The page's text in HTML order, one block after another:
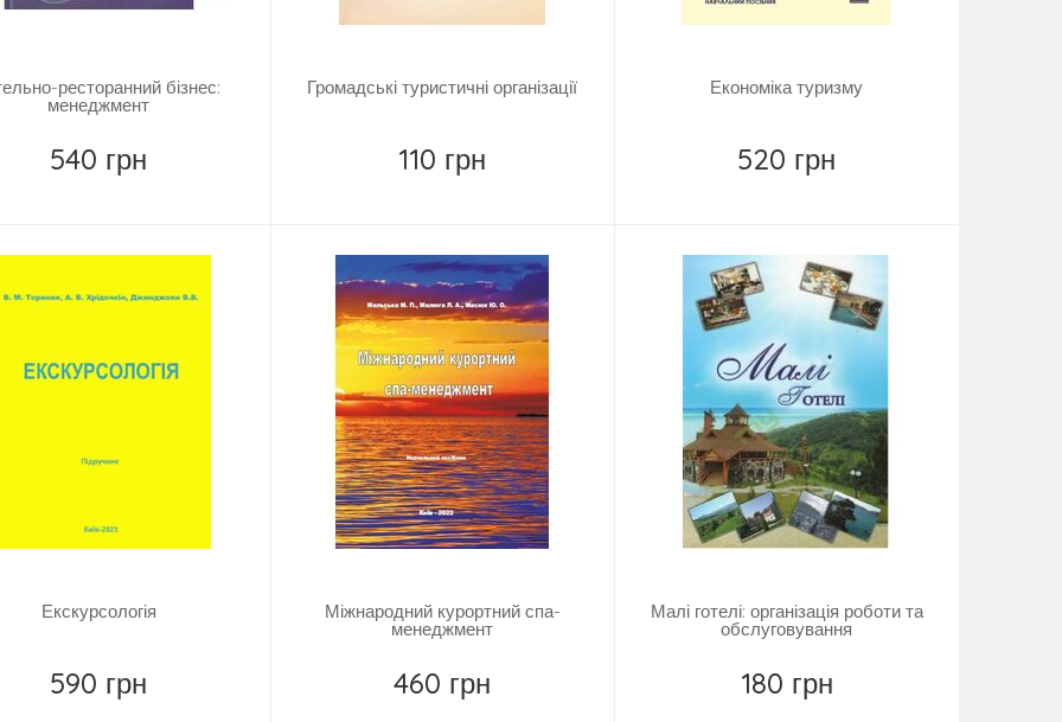
ресторанний бізнес:
менеджмент
540 грн
Громадські туристичні організації
110 грн
Економіка туризму
520 грн
Екскурсологія
590 грн
Міжнародний курортний спа-
менеджмент
460 грн
Малі готелі: організація роботи та
обслуговування
180 грн